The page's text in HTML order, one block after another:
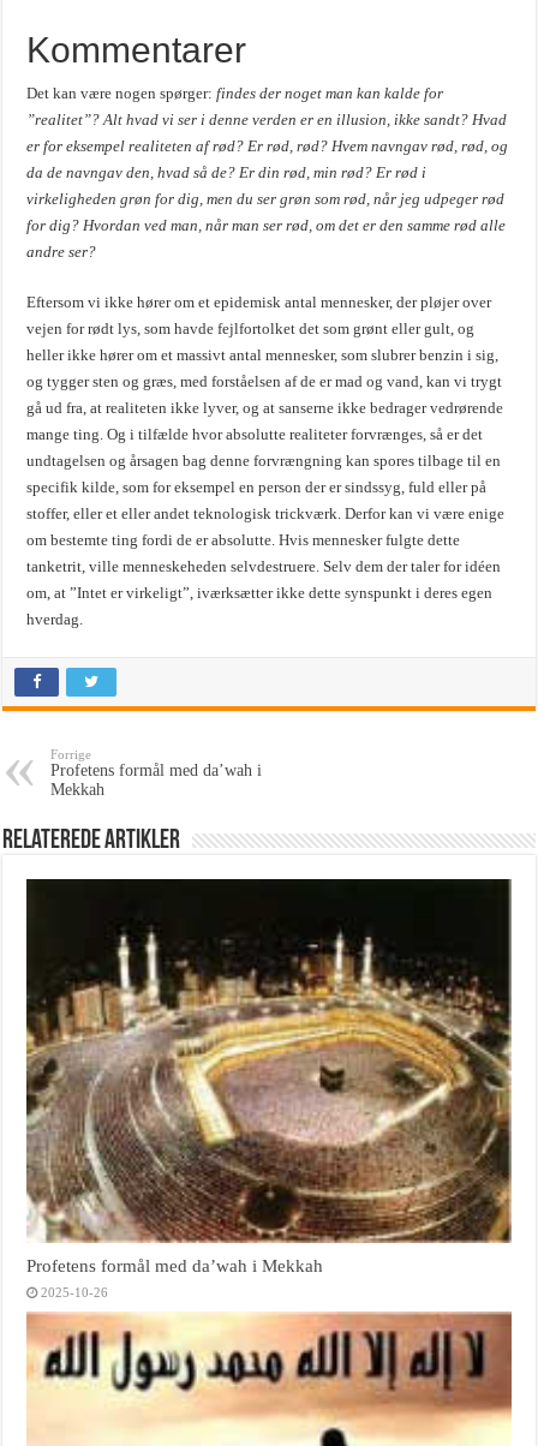
Kommentarer
Det kan være nogen spørger:findes der noget man kan kalde for
”realitet”? Alt hvad vi ser i denne verden er en illusion, ikke sandt? Hvad
er for eksempel realiteten af rød? Er rød, rød? Hvem navngav rød, rød, og
da de navngav den, hvad så de? Er din rød, min rød? Er rød i
virkeligheden grøn for dig, men du ser grøn som rød, når jeg udpeger rød
for dig? Hvordan ved man, når man ser rød, om det er den samme rød alle
andre ser?
Eftersom vi ikke hører om et epidemisk antal mennesker, der pløjer over
vejen for rødt lys, som havde fejlfortolket det som grønt eller gult, og
heller ikke hører om et massivt antal mennesker, som slubrer benzin i sig,
og tygger sten og græs, med forståelsen af de er mad og vand, kan vi trygt
gå ud fra, at realiteten ikke lyver, og at sanserne ikke bedrager vedrørende
mange ting. Og i tilfælde hvor absolutte realiteter forvrænges, så er det
undtagelsen og årsagen bag denne forvrængning kan spores tilbage til en
specifik kilde, som for eksempel en person der er sindssyg, fuld eller på
stoffer, eller et eller andet teknologisk trickværk. Derfor kan vi være enige
om bestemte ting fordi de er absolutte. Hvis mennesker fulgte dette
tanketrit, ville menneskeheden selvdestruere. Selv dem der taler for idéen
om, at ”Intet er virkeligt”, iværksætter ikke dette synspunkt i deres egen
hverdag.
Forrige
Profetens formål med da’wah i
Mekkah
Relaterede Artikler
Profetens formål med da’wah i Mekkah
2025-10-26